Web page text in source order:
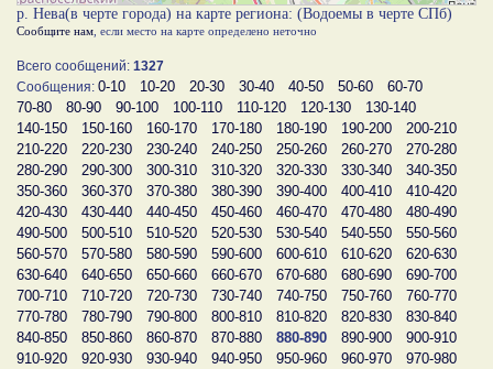
р. Нева(в черте города) на карте региона: (Водоемы в черте СПб)
Сообщите нам , если место на карте определено неточно
Всего сообщений: 1327
Сообщения: 0-10 10-20 20-30 30-40 40-50 50-60
60-70
70-80
80-90 90-100 100-110 110-120 120-130
130-140
140-150
150-160 160-170 170-180 180-190 190-200
200-210
210-220
220-230 230-240 240-250 250-260 260-270
270-280
280-290
290-300 300-310 310-320 320-330 330-340
340-350
350-360
360-370 370-380 380-390 390-400 400-410
410-420
420-430
430-440 440-450 450-460 460-470 470-480
480-490
490-500
500-510 510-520 520-530 530-540 540-550
550-560
560-570
570-580 580-590 590-600 600-610 610-620
620-630
630-640
640-650 650-660 660-670 670-680 680-690
690-700
700-710
710-720 720-730 730-740 740-750 750-760
760-770
770-780
780-790 790-800 800-810 810-820 820-830
830-840
840-850
850-860 860-870 870-880 880-890 890-900
900-910
910-920
920-930 930-940 940-950 950-960 960-970
970-980